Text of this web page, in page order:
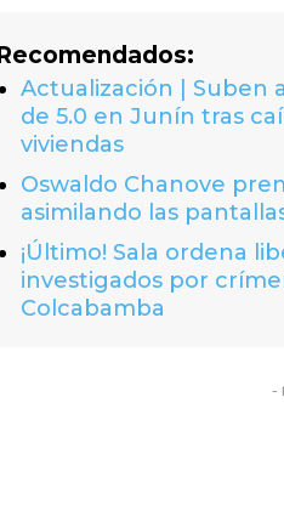
Actualización | Suben
de 5.0 en Junín tras
viviendas
Oswaldo Chanove
asimilando las
¡Último! Sala ordena
investigados por
Colcabamba
-